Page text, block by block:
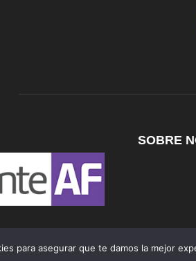
SOBRE
para asegurar que te damos la mejor